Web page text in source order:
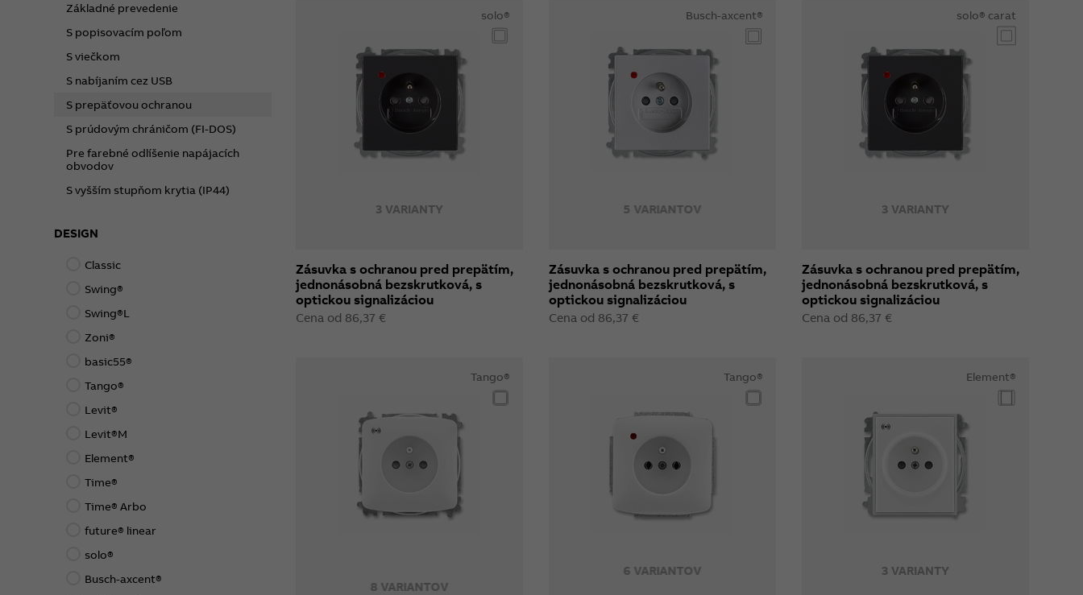
Základné prevedenie
S popisovacím poľom
S viečkom
S nabíjaním cez USB
S prepäťovou ochranou
S prúdovým chráničom (FI-DOS)
Pre farebné odlíšenie napájacích
obvodov
S vyšším stupňom krytia (IP44)
DESIGN
Classic
Swing®
Swing®L
Zoni®
basic55®
Tango®
Levit®
Levit®M
Element®
Time®
Time® Arbo
future® linear
solo®
Busch-axcent®
3 VARIANTY
solo®
Zásuvka s ochranou pred prepätím,
jednonásobná bezskrutková, s
optickou signalizáciou
Cena od 86,37 €
5 VARIANTOV
Busch-axcent®
Zásuvka s ochranou pred prepätím,
jednonásobná bezskrutková, s
optickou signalizáciou
Cena od 86,37 €
3 VARIANTY
solo® carat
Zásuvka s ochranou pred prepätím,
jednonásobná bezskrutková, s
optickou signalizáciou
Cena od 86,37 €
8 VARIANTOV
Tango®
6 VARIANTOV
Tango®
3 VARIANTY
Element®